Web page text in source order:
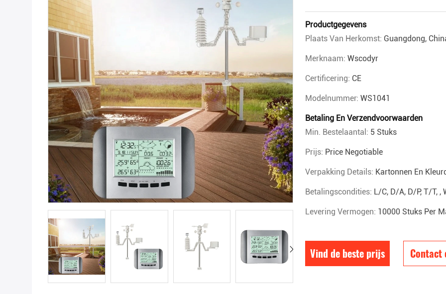
Productgegevens
Plaats Van Herkomst: Guangdong,
Merknaam: Wscodyr
Certificering: CE
Modelnummer: WS1041
Betaling En Verzendvoorwaarden
Min. Bestelaantal: 5 Stuks
Prijs: Price Negotiable
Verpakking Details: Kartonnen En
Betalingscondities: L/C, D/A, D/P, T/T, ,
Levering Vermogen: 10000 Stuks Per
Vind de beste prijs Contact